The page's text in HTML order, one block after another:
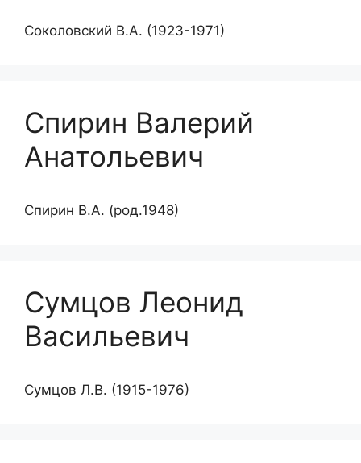
Соколовский В.А. (1923-1971)
Спирин Валерий
Анатольевич
Спирин В.А. (род.1948)
Сумцов Леонид
Васильевич
Сумцов Л.В. (1915-1976)